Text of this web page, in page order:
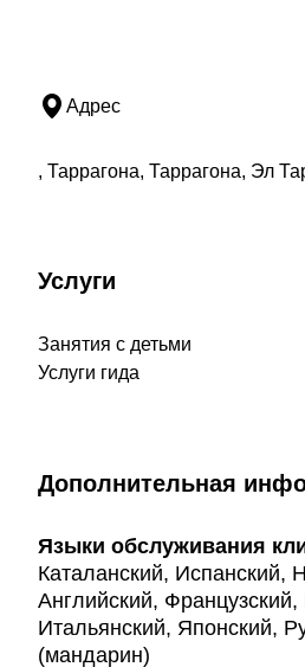
Адрес
, Таррагона, Таррагона, Эл
Услуги
Занятия с детьми
Услуги гида
Дополнительная
Языки обслуживания
Каталанский, Испанский,
Английский,
Итальянский, Японский,
(мандарин)